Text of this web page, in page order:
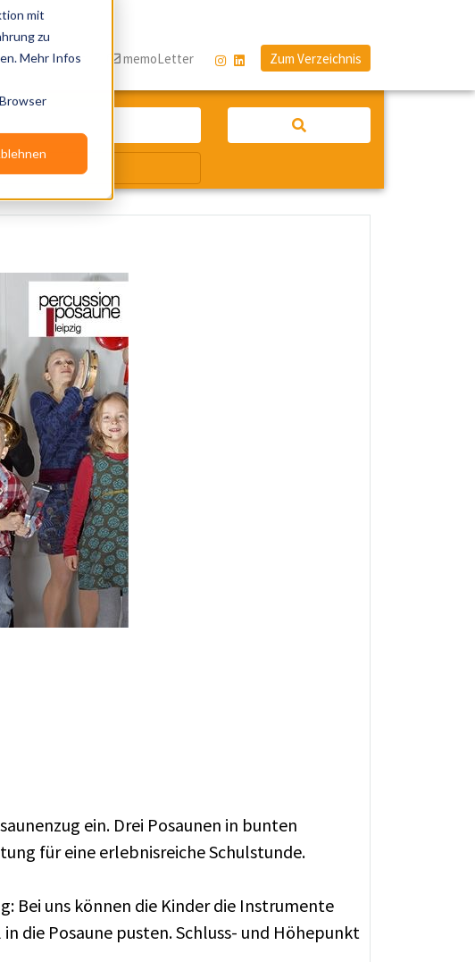
mit
zu
Mehr Infos
ein. Drei Posaunen in bunten
für eine erlebnisreiche Schulstunde.
Bei uns können die Kinder die Instrumente
die Posaune pusten. Schluss- und Höhepunkt
Blog memoLetter Zum Verzeichnis